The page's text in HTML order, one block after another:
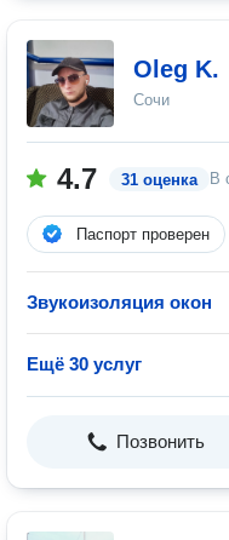
Oleg K.
Сочи
4.7 31 оценка В
Паспорт проверен
Звукоизоляция окон
Ещё 30 услуг
Позвонить